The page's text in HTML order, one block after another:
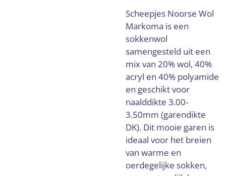
Scheepjes Noorse Wol
Markoma is een
sokkenwol
samengesteld uit een
mix van 20% wol, 40%
acryl en 40% polyamide
en geschikt voor
naalddikte 3.00-
3.50mm (garendikte
DK). Dit mooie garen is
ideaal voor het breien
van warme en
oerdegelijke sokken,